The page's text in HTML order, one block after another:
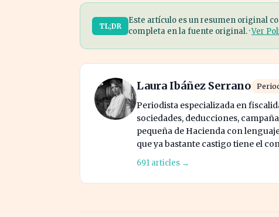
TL;DR
Este artículo es un resumen original
completa en la fuente original. ·Ver
Laura Ibáñez Serrano
Periodista especializada en
sociedades, deducciones,
pequeña de Hacienda con
que ya bastante castigo tiene el
691 articles →